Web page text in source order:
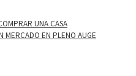
UNA CASA
MERCADO EN PLENO AUGE